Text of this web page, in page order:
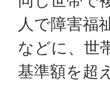
人で障害福
などに、世
基準額を超